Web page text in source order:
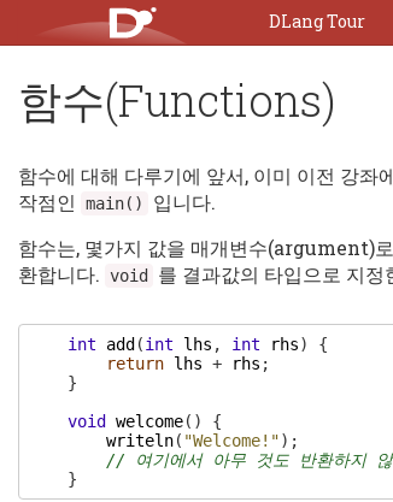
DLang Tour
함수(Functions)
함수에 대해 다루기에 앞서, 이미 이전 강좌
작점인
main( )
입니다.
함수는, 몇가지 값을 매개변수(argument)
환합니다. void 를 결과값의 타입으로 지
int add (int lhs , int rhs)
{
return lhs + rhs ;
}
void
welcome( )
{
writeln( "Welcome!") ;
// 여기에서 아무 것도 반환하지
}